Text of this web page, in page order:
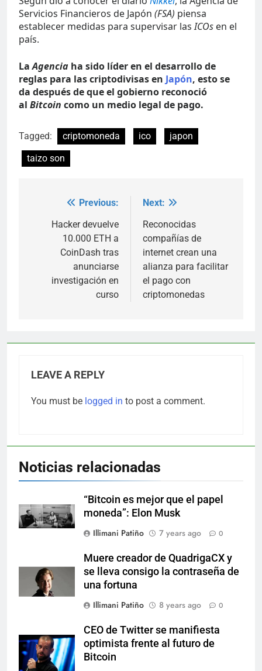
Servicios Financieros de Japón (FSA) piensa
establecer medidas para supervisar lasICOs en el
país.
LaAgencia ha sido líder en el desarrollo de
reglas para las criptodivisas en Japón, esto se
da después de que el gobierno reconoció
al Bitcoin como un medio legal de pago.
Tagged: criptomoneda ico
japon
taizo son
navigation
Previous:
Hacker devuelve
10.000 ETH a
CoinDash tras
anunciarse
investigación en
curso
Next:
Reconocidas
compañías de
internet crean una
alianza para facilitar
el pago con
criptomonedas
LEAVE A REPLY
You must be logged in to post a comment.
Noticias relacionadas
“Bitcoin es mejor que el papel
moneda”: Elon Musk
Illimani Patiño
7 years ago 0
Muere creador de QuadrigaCX y
se lleva consigo la contraseña de
una fortuna
Illimani Patiño
8 years ago 0
CEO de Twitter se manifiesta
optimista frente al futuro de
Bitcoin